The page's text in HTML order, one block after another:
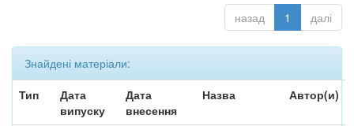
назад 1 далі
Знайдені матеріали:
Тип
Дата
випуску
Дата
внесення
Назва Автор(и)